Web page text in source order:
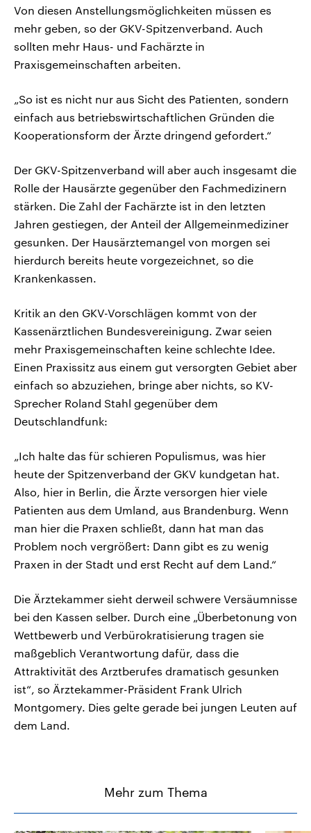
Von diesen Anstellungsmöglichkeiten müssen es
mehr geben, so der GKV-Spitzenverband. Auch
sollten mehr Haus- und Fachärzte in
Praxisgemeinschaften arbeiten.
„So ist es nicht nur aus Sicht des Patienten, sondern
einfach aus betriebswirtschaftlichen Gründen die
Kooperationsform der Ärzte dringend gefordert.“
Der GKV-Spitzenverband will aber auch insgesamt die
Rolle der Hausärzte gegenüber den Fachmedizinern
stärken. Die Zahl der Fachärzte ist in den letzten
Jahren gestiegen, der Anteil der Allgemeinmediziner
gesunken. Der Hausärztemangel von morgen sei
hierdurch bereits heute vorgezeichnet, so die
Krankenkassen.
Kritik an den GKV-Vorschlägen kommt von der
Kassenärztlichen Bundesvereinigung. Zwar seien
mehr Praxisgemeinschaften keine schlechte Idee.
Einen Praxissitz aus einem gut versorgten Gebiet aber
einfach so abzuziehen, bringe aber nichts, so KV-
Sprecher Roland Stahl gegenüber dem
Deutschlandfunk:
„Ich halte das für schieren Populismus, was hier
heute der Spitzenverband der GKV kundgetan hat.
Also, hier in Berlin, die Ärzte versorgen hier viele
Patienten aus dem Umland, aus Brandenburg. Wenn
man hier die Praxen schließt, dann hat man das
Problem noch vergrößert: Dann gibt es zu wenig
Praxen in der Stadt und erst Recht auf dem Land.“
Die Ärztekammer sieht derweil schwere Versäumnisse
bei den Kassen selber. Durch eine „Überbetonung von
Wettbewerb und Verbürokratisierung tragen sie
maßgeblich Verantwortung dafür, dass die
Attraktivität des Arztberufes dramatisch gesunken
ist“, so Ärztekammer-Präsident Frank Ulrich
Montgomery. Dies gelte gerade bei jungen Leuten auf
dem Land.
Mehr zum Thema